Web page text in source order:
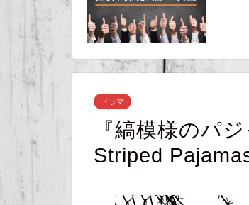
ドラマ
『縞模様のパ
Striped